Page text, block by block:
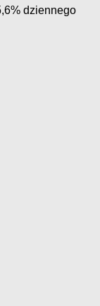
dziennego